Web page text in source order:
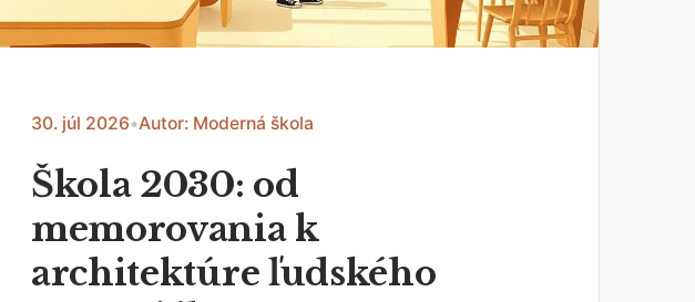
30. júl 2026•Autor: Moderná škola
Škola 2030: od
memorovania k
architektúre ľudského